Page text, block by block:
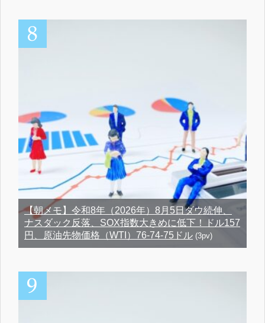
【朝メモ】令和8年（2026年）8月5日ダウ続伸、
ナスダック反落、SOX指数大きめに低下！ドル157
円、原油先物価格（WTI）76-74-75ドル (3pv)